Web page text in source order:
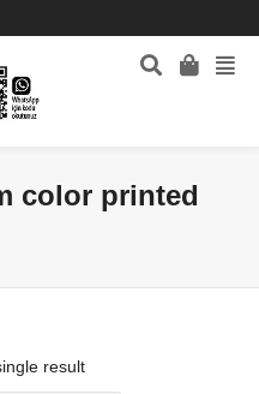
color printed
result